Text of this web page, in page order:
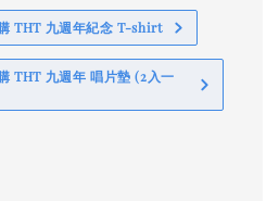
THT 九週年紀念 T-shirt
THT 九週年 唱片墊 (2入一